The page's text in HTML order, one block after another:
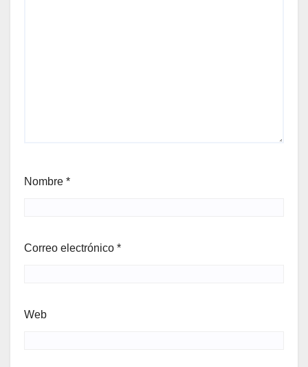
Nombre *
Correo electrónico *
Web